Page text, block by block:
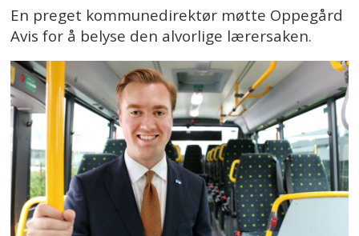
En preget kommunedirektør møtte Oppegård
Avis for å belyse den alvorlige lærersaken.